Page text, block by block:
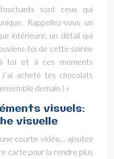
sont ceux qui
Rappellez-vous un
intérieure, un détail qui
toi de cette soirée
toi et à ces moments
acheté tes chocolats
demain ! »
visuels:
visuelle
courte vidéo… ajoutez
carte pour la rendre plus